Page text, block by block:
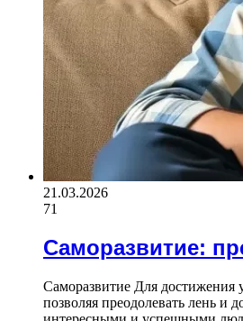
21.03.2026
71
Саморазвитие:
Саморазвитие Для достижения
позволяя преодолевать лень и